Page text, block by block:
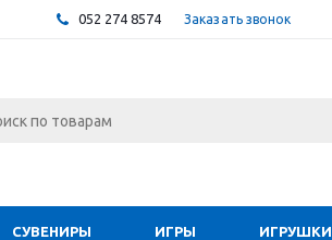
052 274 8574 Заказать звонок
СУВЕНИРЫ ИГРЫ ИГРУШКИ